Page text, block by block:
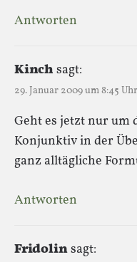
Antworten
Kinch sagt:
29. Januar 2009 um 8:45 Uhr
Geht es jetzt nur um
Konjunktiv in der
ganz alltägliche
Antworten
Fridolinsagt: